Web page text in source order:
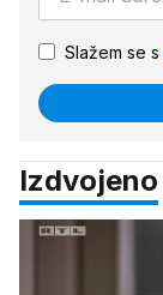
Slažem se s
Izdvojeno